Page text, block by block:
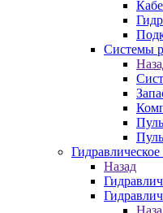
Системы
Назад